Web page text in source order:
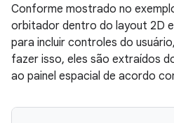
Conforme mostrado no
orbitador dentro do layout 2D
para incluir controles do
fazer isso, eles são extraídos
ao painel espacial de acordo